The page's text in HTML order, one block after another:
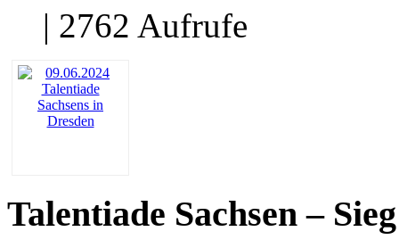
| 2762 Aufrufe
Talentiade Sachsen –